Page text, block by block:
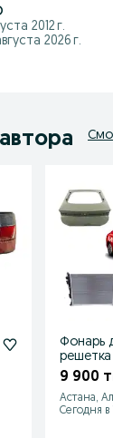
2012 г.
2026 г.
Фонарь
9 900
Астана,
Сегодня в